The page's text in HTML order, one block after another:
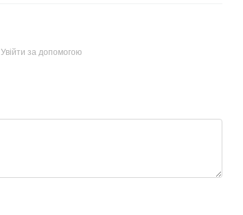
Увійти за допомогою